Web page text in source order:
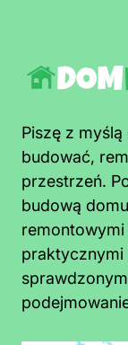
Piszę z
budować,
przestrzeń.
budową
praktycznymi